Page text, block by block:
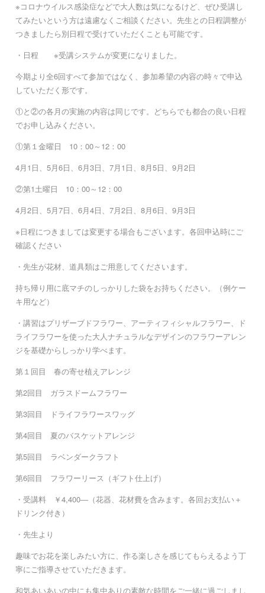
※コロナウイルス感染症などで大人数は気になるけど、ぜひ受講し
てみたいという方は遠慮なくご相談ください。先生との日程調整が
つきましたら別日程で受けていただくことも可能です。
・日程 ※受講システムが変更になりました。
今期より全6回すべて参加ではなく、参加希望の内容の時々で申込
していただく形です。
①と②の各月の実施の内容は同じです。どちらでも都合の良い日程
でお申し込みください。
①第１金曜日 10：00～12：00
4月1日、5月6日、6月3日、7月1日、8月5日、9月2日
②第1土曜日 10：00～12：00
4月2日、5月7日、6月4日、7月2日、8月6日、9月3日
※日程につきましては変更する場合もございます。各回申込時にご
確認ください
・先生が花材、道具類はご用意してくださいます。
持ち帰り用に底マチのしっかりした袋をお持ちください。（例ケー
キ用など）
・講習はプリザーブドフラワー、アーティフィシャルフラワー、ド
ライフラワーを使った大人ナチュラルなデザインのフラワーアレン
ジを基礎からしっかり学べます。
第１回目 春の寄せ植えアレンジ
第2回目 ガラスドームフラワー
第3回目 ドライフラワースワッグ
第4回目 夏のバスケットアレンジ
第5回目 ラベンダークラフト
第6回目 フラワーリース（ギフト仕上げ）
・受講料 ￥4,400―（花器、花材費を含みます。各回お支払い＋
ドリンク付き）
・先生より
趣味でお花を楽しみたい方に、作る楽しさを感じてもらえるよう丁
寧にご指導させていただきます。
和気あいあいの中にも集中ありの素敵な時間をご一緒に過ごしまし